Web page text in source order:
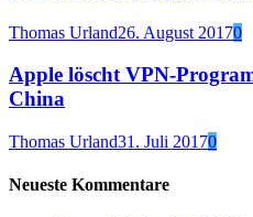
Thomas Urland26. August 20170
Apple löscht VPN-
China
Thomas Urland31. Juli 20170
Neueste Kommentare